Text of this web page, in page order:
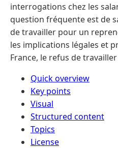
interrogations chez les
question fréquente est de
de travailler pour un
les implications légales et
France, le refus de
Quick overview
Key points
Visual
Structured content
Topics
License